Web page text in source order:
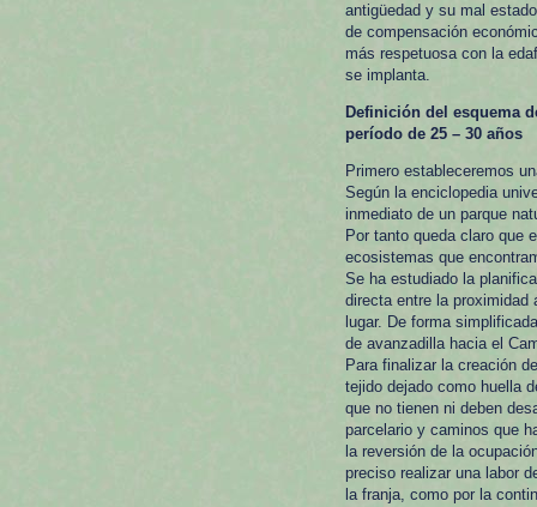
antigüedad y su mal
de compensación
más respetuosa con la
se implanta.
Definición del esquema
período de 25 – 30 años
Primero estableceremos
Según la enciclopedia
inmediato de un parque
Por tanto queda claro que
ecosistemas que
Se ha estudiado la
directa entre la proximidad
lugar. De forma
de avanzadilla hacia el
Para finalizar la creación
tejido dejado como huella
que no tienen ni deben
parcelario y caminos que
la reversión de la
preciso realizar una labor
la franja, como por la